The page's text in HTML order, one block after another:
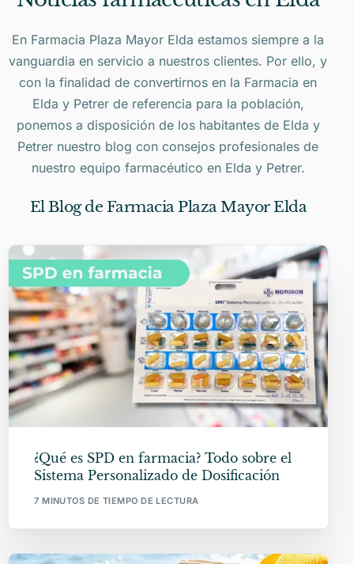
En Farmacia Plaza Mayor Elda estamos siempre a la
vanguardia en servicio a nuestros clientes. Por ello, y
con la finalidad de convertirnos en la Farmacia en
Elda y Petrer de referencia para la población,
ponemos a disposición de los habitantes de Elda y
Petrer nuestro blog con consejos profesionales de
nuestro equipo farmacéutico en Elda y Petrer.
El Blog de Farmacia Plaza Mayor Elda
¿Qué es SPD en farmacia? Todo sobre el
Sistema Personalizado de Dosificación
7 MINUTOS DE TIEMPO DE LECTURA